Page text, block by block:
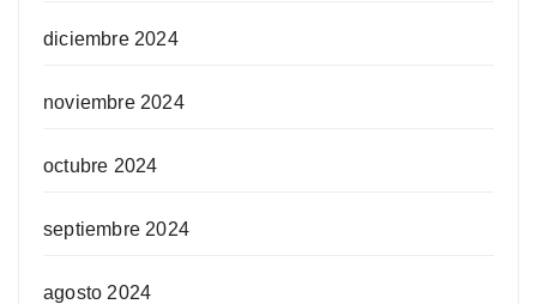
diciembre 2024
noviembre 2024
octubre 2024
septiembre 2024
agosto 2024